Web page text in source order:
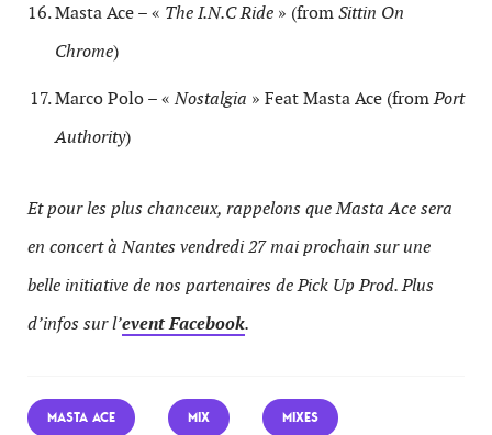
Masta Ace – « The I.N.C Ride » (fromSittin On
Chrome)
Marco Polo – «Nostalgia » Feat Masta Ace (fromPort
Authority)
Et pour les plus chanceux, rappelons que Masta Ace sera
en concert à Nantes vendredi 27 mai prochain sur une
belle initiative de nos partenaires de Pick Up Prod. Plus
d’infos sur l’event Facebook.
MASTA ACE MIX MIXES